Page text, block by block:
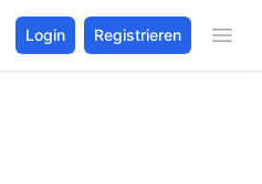
Login Registrieren